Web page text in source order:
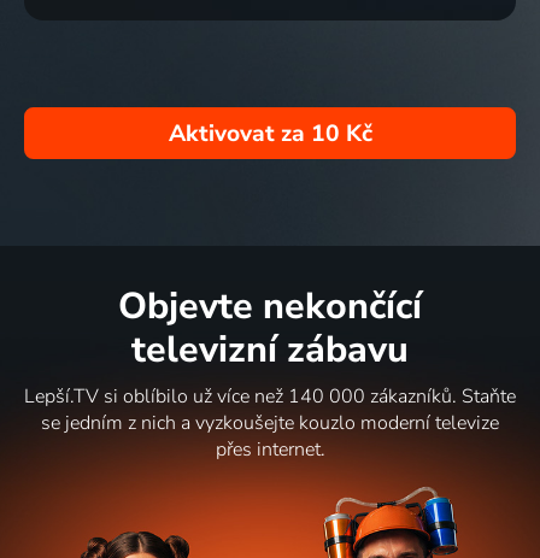
Aktivovat za 10 Kč
Objevte nekončící
televizní zábavu
Lepší.TV si oblíbilo už více než 140 000 zákazníků. Staňte
se jedním z nich a vyzkoušejte kouzlo moderní televize
přes internet.